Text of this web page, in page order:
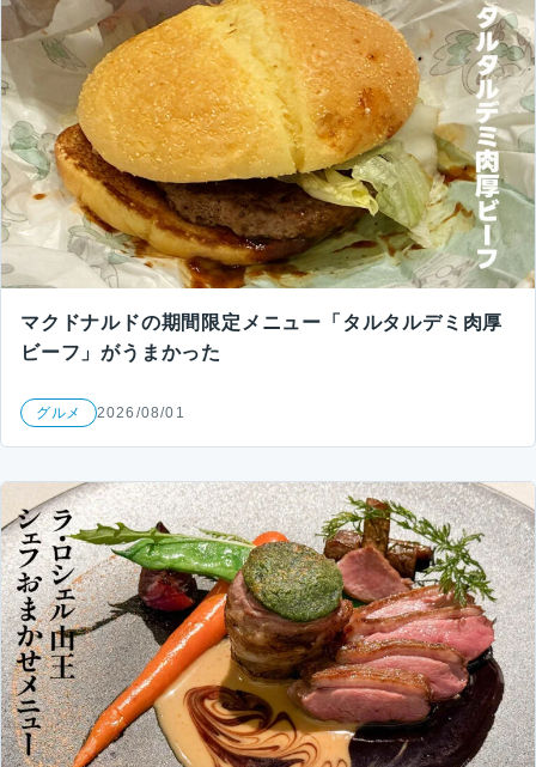
マクドナルドの期間限定メニュー「タルタルデミ肉厚
ビーフ」がうまかった
グルメ 2026/08/01